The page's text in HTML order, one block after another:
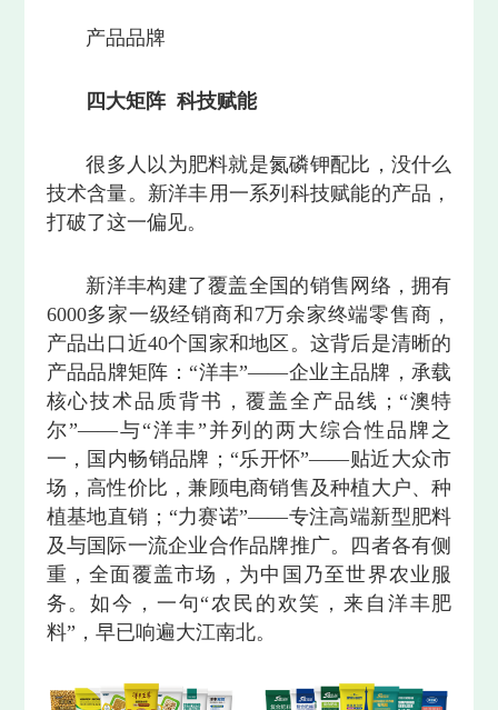
产品品牌
四大矩阵 科技赋能
很多人以为肥料就是氮磷钾配比，没什么
技术含量。新洋丰用一系列科技赋能的产品，
打破了这一偏见。
新洋丰构建了覆盖全国的销售网络，拥有
6000多家一级经销商和7万余家终端零售商，
产品出口近40个国家和地区。这背后是清晰的
产品品牌矩阵：“洋丰”——企业主品牌，承载
核心技术品质背书，覆盖全产品线；“澳特
尔”——与“洋丰”并列的两大综合性品牌之
一，国内畅销品牌；“乐开怀”——贴近大众市
场，高性价比，兼顾电商销售及种植大户、种
植基地直销；“力赛诺”——专注高端新型肥料
及与国际一流企业合作品牌推广。四者各有侧
重，全面覆盖市场，为中国乃至世界农业服
务。如今，一句“农民的欢笑，来自洋丰肥
料”，早已响遍大江南北。